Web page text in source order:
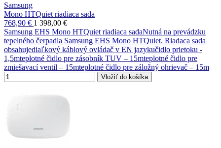
Samsung
Mono HTQuiet riadiaca sada
768,90 € 1 398,00 €
Samsung EHS Mono HTQuiet riadiaca sadaNutná na prevádzku
tepelného čerpadla Samsung EHS Mono HTQuiet. Riadaca sada
obsahujediaľkový káblový ovládač v EN jazykučidlo prietoku -
1,5mteplotné čidlo pre zásobník TUV – 15mteplotné čidlo pre
zmiešavací ventil – 15mteplotné čidlo pre záložný ohrievač – 15m
Vložiť do košíka